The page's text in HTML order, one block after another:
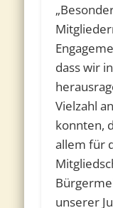
dass wir
Vielzahl
konnten,
allem für
unserer